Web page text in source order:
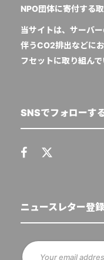
NPO団体に寄付する
当サイトは、サーバ
伴うCO2排出などに
フセットに取り組ん
SNSでフォローす
ニュースレター登録